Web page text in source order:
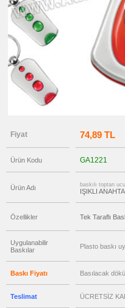
Fiyat 74,89 TL
Ürün Kodu GA1221
Ürün Adı baskılı toptan
IŞIKLI
Özellikler Tek Taraflı
Uygulanabilir
Baskılar
Plasto baskı
Baskı Fiyatı Basılacak
Teslimat ÜCRETSİZ
promosyon
Oto
Armalı
Anahtarlık
promosyon
Anahtarlık
promosyon
Işıklı
Anahtarlık
promosyon
Açacağı
promosyon
Tüm
Ajanda
Organizer
promosyon
&
Termos